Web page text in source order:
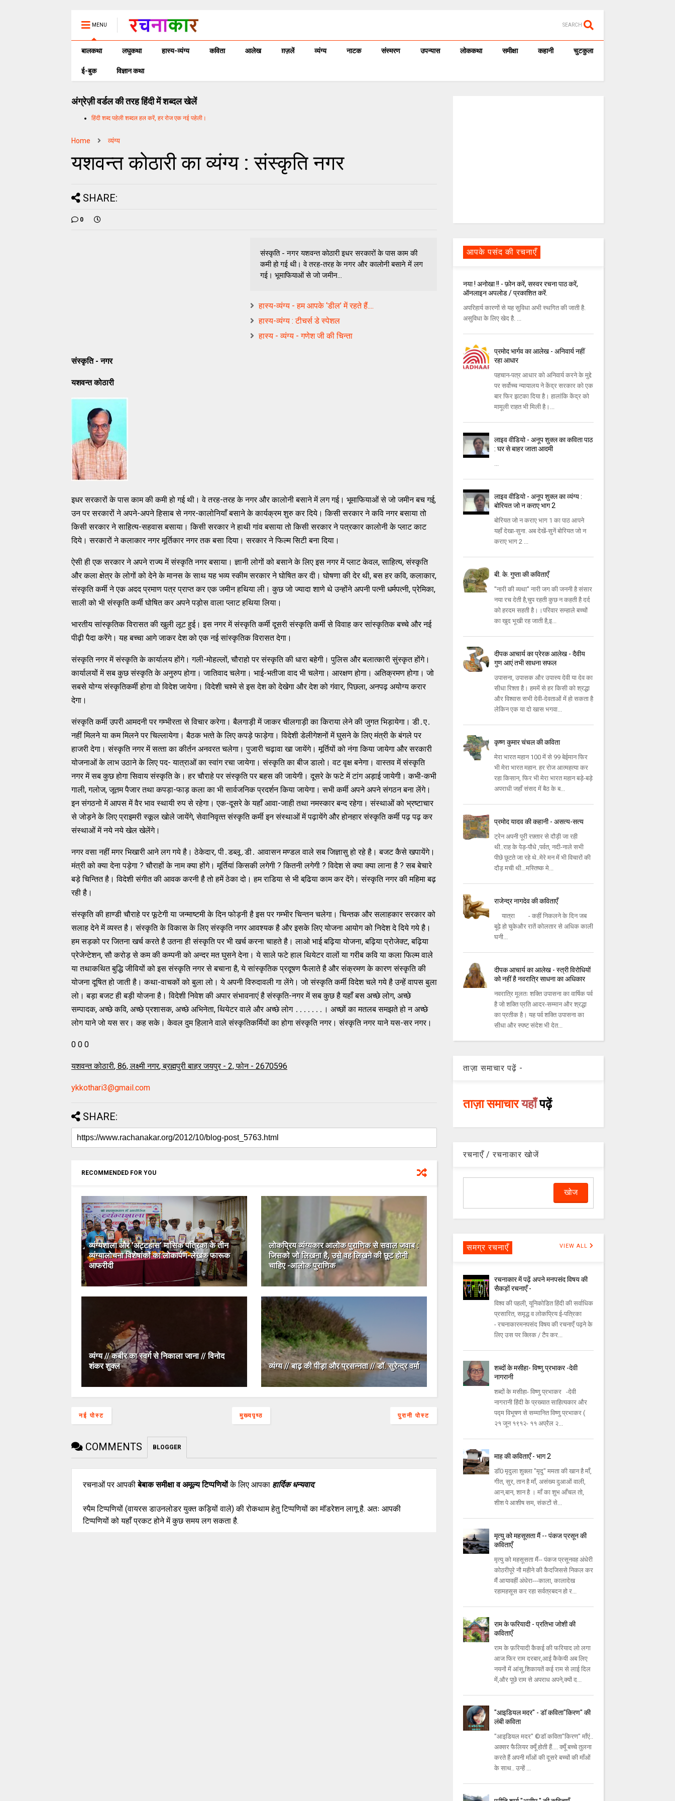
MENU SEARCH
बालकथा लघुकथा हास्य-व्यंग्य कविता आलेख ग़ज़लें व्यंग्य नाटक संस्मरण उपन्यास लोककथा समीक्षा कहानी चुटकुला
ई-बुक विज्ञान कथा
अंग्रेज़ी वर्डल की तरह हिंदी में शब्दल खेलें
हिंदी शब्द पहेली शब्दल हल करें, हर रोज एक नई पहेली।
Home व्यंग्य
यशवन्त कोठारी का व्यंग्य : संस्कृति नगर
SHARE:
0
संस्‍कृति - नगर यशवन्‍त कोठारी इधर सरकारों के पास काम की
कमी हो गई थी। वे तरह-तरह के नगर और कालोनी बसाने में लग
गई। भूमाफियाओं से जो जमीन...
हास्य-व्यंग्य - हम आपके ‘डील’ में रहते हैं....
हास्य-व्यंग्य : टीचर्स डे स्पेशल
हास्य - व्यंग्य - गणेश जी की चिन्ता
संस्‍कृति - नगर
यशवन्‍त कोठारी
इधर सरकारों के पास काम की कमी हो गई थी। वे तरह-तरह के नगर और कालोनी बसाने में लग गई। भूमाफियाओं से जो जमीन बच गई,
उन पर सरकारों ने अपने-अपने हिसाब से नगर-कालोनियाँ बसाने के कार्यक्रम शुरु कर दिये। किसी सरकार ने कवि नगर बसाया तो
किसी सरकार ने साहित्‍य-सहवास बसाया। किसी सरकार ने हाथी गांव बसाया तो किसी सरकार ने पत्रकार कालोनी के प्‍लाट काट
दिये। सरकारों ने कलाकार नगर मूर्तिकार नगर तक बसा दिया। सरकार ने फिल्‍म सिटी बना दिया।
ऐसी ही एक सरकार ने अपने राज्‍य में संस्‍कृति नगर बसाया। ज्ञानी लोगों को बसाने के लिए इस नगर में प्‍लाट केवल, साहित्‍य, संस्‍कृति
और कला क्षेत्र के लोगों को देने के मानस के साथ यह भव्‍य स्‍कीम सरकार ने घोषित कर दी। घोषणा की देर थी, बस हर कवि, कलाकार,
संस्‍कृति कर्मी ने एक अदद प्रमाण पत्र प्राप्‍त कर एक जमीन हथिया ली। कुछ जो ज्‍यादा शाणे थे उन्‍होंने अपनी पत्‍नी धर्मपत्‍नी, प्रेमिका,
साली को भी संस्‍कृति कर्मी घोषित कर अपने पड़ोस वाला प्‍लाट हथिया लिया।
भारतीय सांस्‍कृतिक विरासत की खुली लूट हुई। इस नगर में संस्‍कृति कर्मी दूसरी संस्‍कृति कर्मी से विवाह कर सांस्‍कृतिक बच्‍चे और नई
पीढ़ी पैदा करेंगे। यह बच्‍चा आगे जाकर देश को एक नई सांस्‍कृतिक विरासत देगा।
संस्‍कृति नगर में संस्‍कृति के कार्यालय होंगे। गली-मोहल्‍लों, चौराहो पर संस्‍कृति की धारा बहेगी। पुलिस और बलात्‍कारी सुंस्‍कृत होंगे।
कार्यालयों में सब कुछ संस्‍कृति के अनुरुप होगा। जातिवाद चलेगा। भाई-भतीजा वाद भी चलेगा। आरक्षण होगा। अतिक्रमण होगा। जो
सबसे योग्‍य संस्‍कृतिकर्मी होगा वो विदेश जायेगा। विदेशी चश्‍मे से इस देश को देखेगा और देश को गंवार, पिछला, अनपढ़ अयोग्‍य करार
देगा।
संस्‍कृति कर्मी उपरी आमदनी पर गम्‍भीरता से विचार करेगा। बैलगाड़ी में जाकर चीलगाड़ी का किराया लेने की जुगत भिड़ायेगा। डी․ए․
नहीं मिलने या कम मिलने पर चिल्‍लायेगा। बैठक भत्‍ते के लिए कपड़े फाड़ेगा। विदेशी डेलीगेशनों में घुसने के लिए मंत्री के बंगले पर
हाजरी देगा। संस्‍कृति नगर में सत्‍ता का कीर्तन अनवरत चलेगा। पुजारी चढ़ावा खा जायेंगे। मूर्तियों को नंगा किया जायेगा और सरकारी
योजनाओं के लाभ उठाने के लिए पद- यात्राओं का स्‍वांग रचा जायेगा। संस्‍कृति का बीज डालो। वट वृक्ष बनेगा। वास्‍तव में संस्‍कृति
नगर में सब कुछ होगा सिवाय संस्‍कृति के। हर चौराहे पर संस्‍कृति पर बहस की जायेगी। दूसरे के फटे में टांग अड़ाई जायेगी। कभी-कभी
गाली, गलोज, जूतम पैजार तथा कपड़ा-फाड़ कला का भी सार्वजनिक प्रदर्शन किया जायेगा। सभी कर्मी अपने अपने संगठन बना लेंगे।
इन संगठनो में आपस में वैर भाव स्‍थायी रुप से रहेगा। एक-दूसरे के यहाँ आवा-जाही तथा नमस्‍कार बन्‍द रहेगा। संस्‍थाओं को भ्रष्‍टाचार
से जोड़ने के लिए प्राइमरी स्‍कूल खोले जायेंगे, सेवानिवृत्‍त संस्‍कृति कर्मी इन संस्‍थाओं में पढ़ायेंगे और होनहार संस्‍कृति कर्मी पढ़ पढ़ कर
संस्‍थाओं में नये नये खेल खेलेंगे।
नगर वसा नहीं मगर भिखारी आने लग गये है। ठेकेदार, पी․डब्‍लू․डी․ आवासन मण्‍डल वाले सब जिज्ञासु हो रहे है। बजट कैसे खपायेंगे।
मंत्री को क्‍या देना पड़ेगा ? चौराहों के नाम क्‍या होंगे। मूर्तियां किसकी लगेगी ? कितनी लगेगी ? विदेश से क्‍या क्‍या लाना है ? सब बेचारे
बड़े चिन्‍तित है। विदेशी संगीत की आवक करनी है तो हमें ठेका दो। हम राडिया से भी बढि़या काम कर देंगे। संस्‍कृति नगर की महिमा बढ़
रही है।
संस्‍कृति की हाण्‍डी चौराहे पर फूटेगी या जन्‍माष्‍टमी के दिन फोड़नी है इस पर गम्‍भीर चिन्‍तन चलेगा। चिन्‍तक और सलाहकार सरकार को
सलाह देने में व्‍यस्‍त है। संस्‍कृति के विकास के लिए संस्‍कृति नगर आवश्‍यक है और इसके लिए योजना आयोग को निदेश दे दिये गये है।
हम सड़को पर जितना खर्च करते है उतना ही संस्‍कृति पर भी खर्च करना चाहते है। लाओ भाई बढ़िया योजना, बढ़िया प्रोजेक्‍ट, बढ़िया
प्रेजेन्‍टेशन, सौ करोड़ से कम की कम्‍पनी को अन्‍दर मत घुसने देना। ये साले फटे हाल थियेटर वालों या गरीब कवि या कला फिल्‍म वाले
या तथाकथित बुद्धि जीवियों को इस संस्‍कृति नगर से बचाना है, ये सांस्‍कृतिक प्रदूषण फैलाते है और संक्रमण के कारण संस्‍कृति की
योजना दूषित हो जाती है। कथा-वाचकों को बुला लो। ये अपनी विरुदावली गा लेंगे। जो संस्‍कृति कर्मी विदेश चले गये है उन्‍हें वापस बुला
लो। बड़ा बजट ही बड़ी योजना है। विदेशी निवेश की अपार संभावनाएं है संस्‍कृति-नगर में सब कुछ है यहाँ बस अच्‍छे लोग, अच्‍छे
सम्‍पादक, अच्‍छे कवि, अच्‍छे प्रशासक, अच्‍छे अभिनेता, थियेटर वाले और अच्‍छे लोग ․․․․․․․। अच्‍छों का मतलब समझते हो न अच्‍छे
लोग याने जो यस सर। कह सके। केवल दुम हिलाने वाले संस्‍कृतिकर्मियों का होगा संस्‍कृति नगर। संस्‍कृति नगर याने यस-सर नगर।
0 0 0
यशवन्‍त कोठारी, 86,लक्ष्‍मी नगर,ब्रह्मपुरी बाहर जयपुर - 2,फोन - 2670596
ykkothari3@gmail.com
SHARE:
RECOMMENDED FOR YOU
व्यंग्यशाला और 'अट्टहास’ मासिक पत्रिका के तीन
व्यंग्यालोचना विशेषांकों का लोकार्पण-लेखक फारूक
आफरीदी
लोकप्रिय व्यंग्यकार आलोक पुराणिक से सवाल जवाब :
जिसको जो लिखना है, उसे वह लिखने की छूट होनी
चाहिए -आलोक पुराणिक
व्यंग्य // कबीर का स्वर्ग से निकाला जाना // विनोद
शंकर शुक्ल
व्यंग्य // बाढ़ की पीड़ा और प्रसन्नता // डॉ. सुरेन्द्र वर्मा
नई पोस्ट पुरानी पोस्ट
मुख्यपृष्ठ
COMMENTS BLOGGER
रचनाओं पर आपकीबेबाक समीक्षा व अमूल्य टिप्पणियोंके लिए आपका हार्दिक धन्यवाद.
स्पैम टिप्पणियों (वायरस डाउनलोडर युक्त कड़ियों वाले) की रोकथाम हेतु टिप्पणियों का मॉडरेशन लागू है. अतः आपकी
टिप्पणियों को यहाँ प्रकट होने में कुछ समय लग सकता है.
आपके पसंद की रचनाएँ
नया ! अनोखा !! - फ़ोन करें, सस्वर रचना पाठ करें,
ऑनलाइन अपलोड / प्रकाशित करें.
अपरिहार्य कारणों से यह सुविधा अभी स्थगित की जाती है.
असुविधा के लिए खेद है. ...
प्रमोद भार्गव का आलेख - अनिवार्य नहीं
रहा आधार
पहचान-पत्र आधार को अनिवार्य करने के मुद्दे
पर सर्वोच्च न्यायालय ने केंद्र सरकार को एक
बार फिर झटका दिया है। हालांकि केंद्र को
मामूली राहत भी मिली है।...
लाइव वीडियो - अनूप शुक्ल का कविता पाठ
: घर से बाहर जाता आदमी
...
लाइव वीडियो - अनूप शुक्ल का व्यंग्य :
बोरियत जो न कराए भाग 2
बोरियत जो न कराए भाग 1 का पाठ आपने
यहाँ देखा-सुना. अब देखें-सुनें बोरियत जो न
कराए भाग 2 ...
बी. के. गुप्ता की कविताएँ
''नारी की व्यथा'' नारी जग की जननी है संसार
नया रच देती है,चुप रहती कुछ न कहती है दर्द
को हरदम सहती है।।परिवार सम्हाले बच्चों
का खुद भूखी रह जाती है,इ...
दीपक आचार्य का प्रेरक आलेख - दैवीय
गुण आएं तभी साधना सफल
उपासना, उपासक और उपास्य देवी या देव का
सीधा रिश्ता है। हममें से हर किसी को श्रद्धा
और विश्वास सभी देवी-देवताओं में हो सकता है
लेकिन एक या दो खास भगवा...
कृष्ण कुमार चंचल की कविता
मेरा भारत महान 100 में से 99 बेईमान फिर
भी मेरा भारत महान. हर रोज आत्महत्या कर
रहा किसान, फिर भी मेरा भारत महान बड़े-बड़े
अपराधी जहाँ संसद में बैठ के ब...
प्रमोद यादव की कहानी - असत्य-सत्य
ट्रेन अपनी पूरी रफ़्तार से दौड़ी जा रही
थी..राह के पेड़-पौधे ,पर्वत, नदी-नाले सभी
पीछे छूटते जा रहे थे..मेरे मन में भी विचारों की
दौड़ मची थी…मस्तिष्क मे...
राजेन्द्र नागदेव की कविताएँ
यात्रा - कहीं निकलने के दिन जब
बूढे हो चुकेऔर रातें कोलतार से अधिक काली
घनी...
दीपक आचार्य का आलेख - स्त्री विरोधियों
को नहीं है नवरात्रि साधना का अधिकार
नवरात्रि मूलतः शक्ति उपासना का वार्षिक पर्व
है जो शक्ति प्रति आदर-सम्मान और श्रद्धा
का प्रतीक है। यह पर्व शक्ति उपासना का
सीधा और स्पष्ट संदेश भी देत...
ताज़ा समाचार पढ़ें -
ताज़ा समाचारयहाँपढ़ें
रचनाएँ / रचनाकार खोजें
समग्र रचनाएँ VIEW ALL
रचनाकार में पढ़ें अपने मनपसंद विषय की
सैकड़ों रचनाएँ -
विश्व की पहली, यूनिकोडित हिंदी की सर्वाधिक
प्रसारित, समृद्ध व लोकप्रिय ई-पत्रिका
- रचनाकारमनपसंद विषय की रचनाएँ पढ़ने के
लिए उस पर क्लिक / टैप कर...
शब्दों के मसीहा- विष्णु प्रभाकर -देवी
नागरानी
शब्दों के मसीहा- विष्णु प्रभाकर -देवी
नागरानी हिंदी के प्रख्यात साहित्यकार और
पद्म विभूषण से सम्मानित विष्णु प्रभाकर (
२१ जून १९१२- ११ अप्रैल २...
माह की कविताएँ - भाग 2
डॉ0 मृदुला शुक्ला "मृदु" ममता की खान है माँ,
गीत, सुर, तान है माँ, असंख्य दुआओं वाली,
आन,बान, शान है । माँ का शुभ आँचल तो,
शीश पे आशीष सम, संकटों से...
मृत्यु को महसूसता मैं -- पंकज प्रसून की
कविताएँ
मृत्यु को महसूसता मैं-- पंकज प्रसूनवह अंधेरी
कोठरीपूरे नौ महीने की कैदजिससे निकल कर
मैं आयावहीं अंधेरा---काला, कालादेख
रहामहसूस कर रहा सर्वत्रबदन हो र...
राम के फरियादी - प्रतिभा जोशी की
कविताएँ
राम के फ़रियादी कैकई की फरियाद लो लगा
आज फिर राम दरबार,आई कैकेयी अब लिए
नयनों में आंसू,शिकायतें कई राम से लाई दिल
में,और पूछे राम से अपराध अपने,क्यों द...
"आइडियल मदर" - डॉ कविता"किरण" की
लंबी कविता
"आइडियल मदर" ©डॉ कविता"किरण" माँएं..
अक्सर फैलियर क्यूँ होती हैं.... क्यूँ बच्चे तुलना
करते हैं अपनी माँओं की दूसरे बच्चों की माँओं
के साथ.. उन्हें ...